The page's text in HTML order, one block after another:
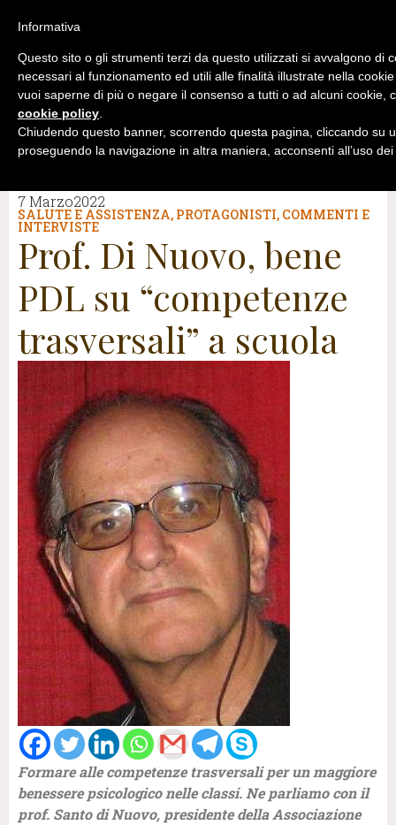
7 Marzo2022
SALUTE E ASSISTENZA, PROTAGONISTI, COMMENTI E
INTERVISTE
Prof. Di Nuovo, bene
PDL su “competenze
trasversali” a scuola
Formare alle competenze trasversali per un maggiore
benessere psicologico nelle classi. Ne parliamo con il
prof. Santo di Nuovo, presidente della Associazione
Informativa
Questo sito o gli strumenti terzi da questo utilizzati si avvalgono di
necessari al funzionamento ed utili alle finalità illustrate nella
vuoi saperne di più o negare il consenso a tutti o ad alcuni cookie,
cookie policy.
Chiudendo questo banner, scorrendo questa pagina, cliccando su
proseguendo la navigazione in altra maniera, acconsenti all’uso